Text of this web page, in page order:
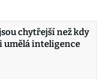
chytřejší než kdy
umělá inteligence